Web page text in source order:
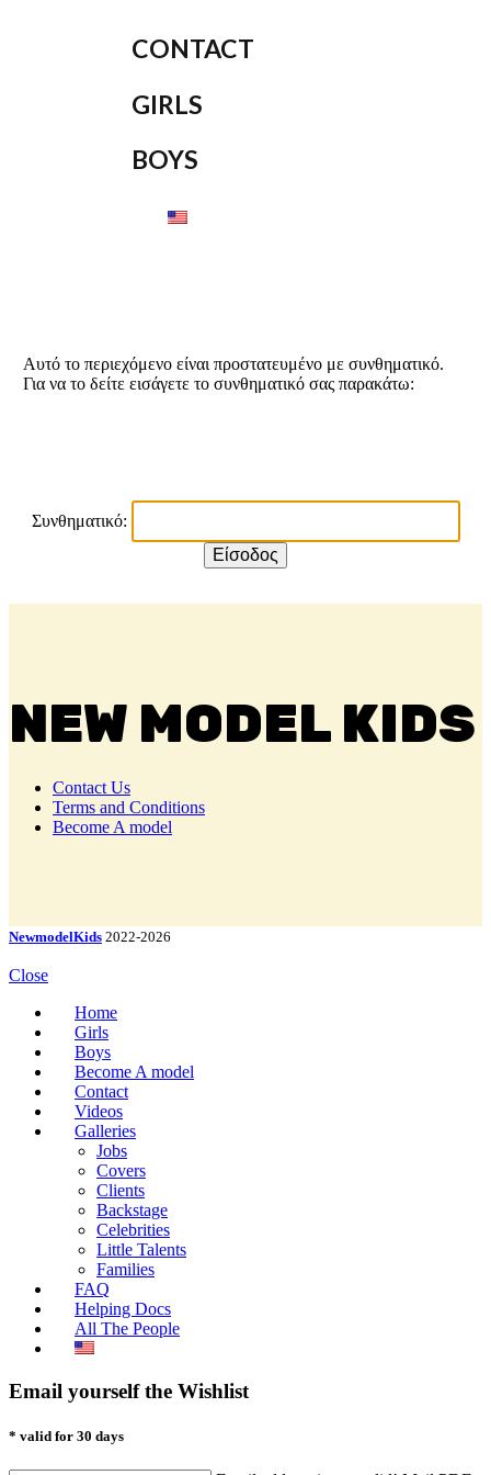
CONTACT
GIRLS
BOYS
Αυτό το περιεχόμενο είναι προστατευμένο με συνθηματικό.
Για να το δείτε εισάγετε το συνθηματικό σας παρακάτω:
Συνθηματικό:
NEW MODEL KIDS
Contact Us
Terms and Conditions
Become A model
NewmodelKids 2022-2026
Close
Home
Girls
Boys
Become A model
Contact
Videos
Galleries
Jobs
Covers
Clients
Backstage
Celebrities
Little Talents
Families
FAQ
Helping Docs
All The People
Email yourself the Wishlist
* valid for 30 days